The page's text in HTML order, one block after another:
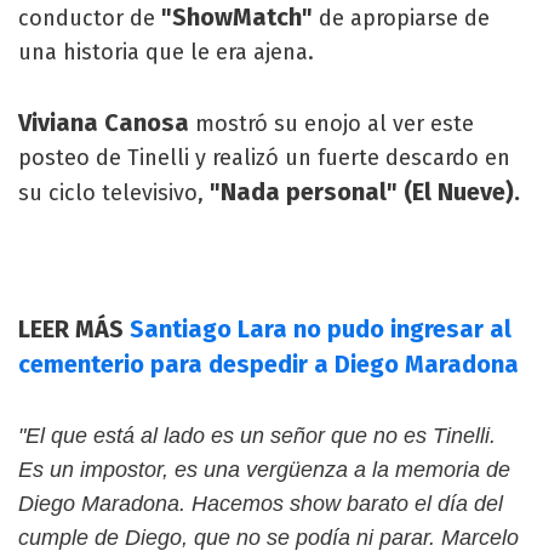
conductor de "ShowMatch" de apropiarse de
una historia que le era ajena.
Viviana Canosa mostró su enojo al ver este
posteo de Tinelli y realizó un fuerte descardo en
su ciclo televisivo, "Nada personal" (El Nueve).
LEER MÁS Santiago Lara no pudo ingresar al
cementerio para despedir a Diego Maradona
"El que está al lado es un señor que no es Tinelli.
Es un impostor, es una vergüenza a la memoria de
Diego Maradona. Hacemos show barato el día del
cumple de Diego, que no se podía ni parar. Marcelo